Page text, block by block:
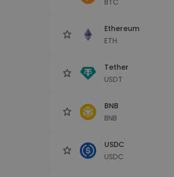
Ethereum
ETH
Tether
USDT
BNB
BNB
USDC
USDC